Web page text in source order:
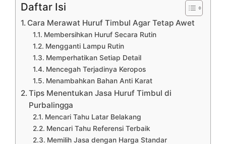
Daftar Isi
Cara Merawat Huruf Timbul Agar Tetap Awet
Membersihkan Huruf Secara Rutin
Mengganti Lampu Rutin
Memperhatikan Setiap Detail
Mencegah Terjadinya Keropos
Menambahkan Bahan Anti Karat
Tips Menentukan Jasa Huruf Timbul di
Purbalingga
Mencari Tahu Latar Belakang
Mencari Tahu Referensi Terbaik
Memilih Jasa dengan Harga Standar